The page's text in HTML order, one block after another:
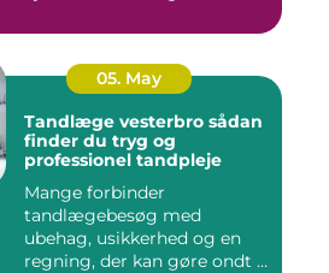
05. May
Tandlæge vesterbro sådan
finder du tryg og
professionel tandpleje
Mange forbinder
tandlægebesøg med
ubehag, usikkerhed og en
regning, der kan gøre ondt i